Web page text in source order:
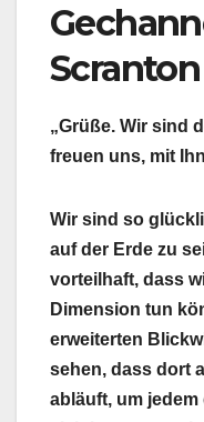
Scranton
„Grüße. Wir sind
freuen uns, mit
Wir sind so
auf der Erde zu
vorteilhaft, dass
Dimension tun
erweiterten
sehen, dass dort
abläuft, um